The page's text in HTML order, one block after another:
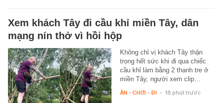
Xem khách Tây đi cầu khỉ miền Tây, dân
mạng nín thở vì hồi hộp
Không chỉ vị khách Tây thận
trọng hết sức khi đi qua chiếc
cầu khỉ làm bằng 2 thanh tre ở
miền Tây, người xem clip…
ĂN - CHƠI - ĐI - 18 phút trước